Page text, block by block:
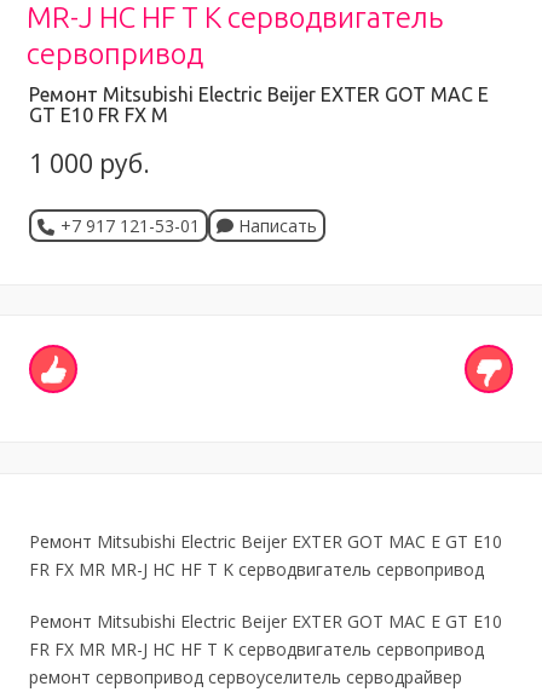
MR-J HC HF T K серводвигатель
сервопривод
Ремонт Mitsubishi Electric Beijer EXTER GOT MAC E
GT Е10 FR FX M
1 000 руб.
+7 917 121-53-01 Написать
Ремонт Mitsubishi Electric Beijer EXTER GOT MAC E GT Е10
FR FX MR MR-J HC HF T K серводвигатель сервопривод
Ремонт Mitsubishi Electric Beijer EXTER GOT MAC E GT Е10
FR FX MR MR-J HC HF T K серводвигатель сервопривод
ремонт сервопривод сервоуселитель серводрайвер